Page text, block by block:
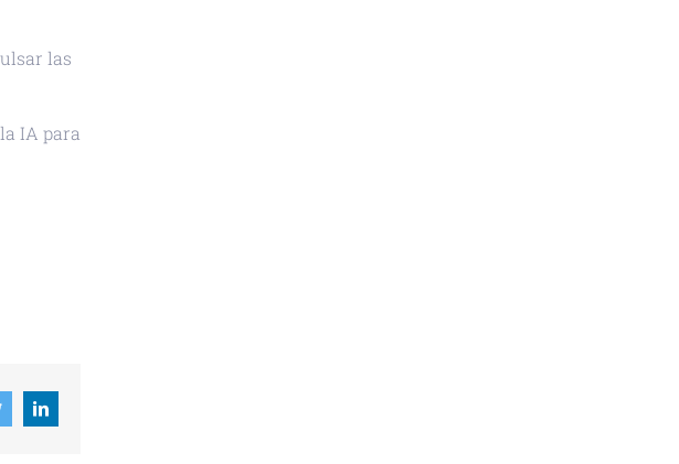
las
IA para
TwitterLinkedin